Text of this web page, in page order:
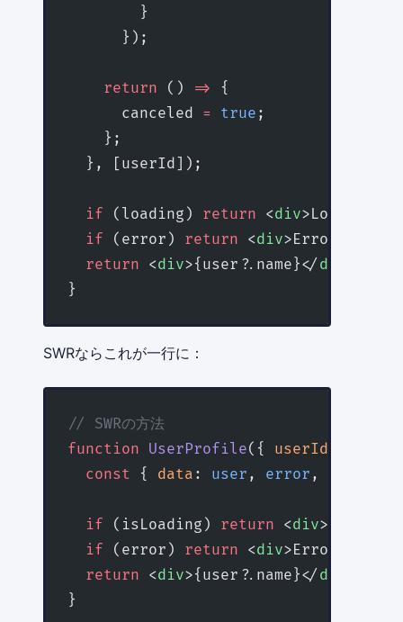
        }
      });
    return
() => {
      canceled
= true ;
    };
  }, [userId]);
  if
(loading) return <div
  if
(error) return <div>Error:
  return
<div>{user?.name}</ div
}
SWRならこれが一行に：
// SWRの方法
function UserProfile({ userId
  const
{ data : user , error ,
  if
(isLoading) return <div
  if
(error) return <div>Error:
  return
<div>{user?.name}</ div
}